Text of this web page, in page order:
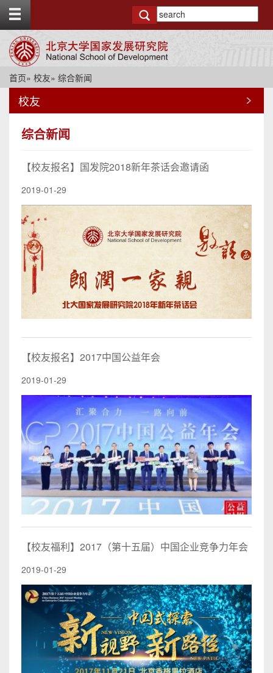
g
o
首页» 校友» 综合新闻
校友
综合新闻
【校友报名】国发院2018新年茶话会邀请函
2019-01-29
【校友报名】2017中国公益年会
2019-01-29
【校友福利】2017（第十五届）中国企业竞争力年会
2019-01-29